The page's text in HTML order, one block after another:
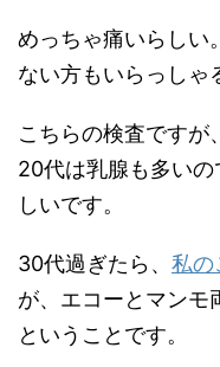
めっちゃ痛いらしい
ない方もいらっしゃ
こちらの検査ですが
20代は乳腺も多い
しいです。
30代過ぎたら、 私の
が、エコーとマンモ
ということです。